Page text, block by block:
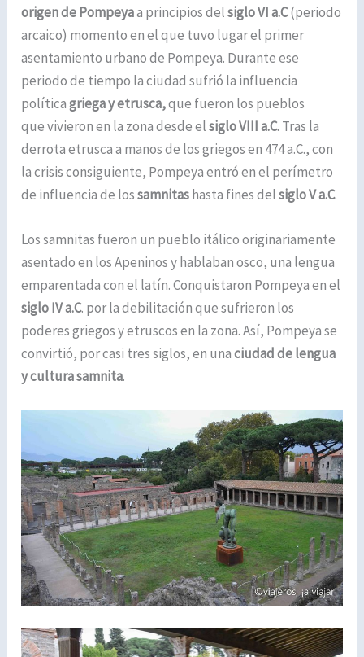
origen de Pompeyaa principios delsiglo VI a.C(periodo
arcaico) momento en el que tuvo lugar el primer
asentamiento urbano de Pompeya. Durante ese
periodo de tiempo la ciudad sufrió la influencia
políticagriega y etrusca,que fueron los pueblos
que vivieron en la zona desde elsiglo VIII a.C. Tras la
derrota etrusca a manos de los griegos en 474 a.C., con
la crisis consiguiente, Pompeya entró en el perímetro
de influencia de lossamnitashasta fines delsiglo V a.C.
Los samnitas fueron un pueblo itálico originariamente
asentado en los Apeninos y hablaban osco, una lengua
emparentada con el latín. Conquistaron Pompeya en el
siglo IV a.C. por la debilitación que sufrieron los
poderes griegos y etruscos en la zona. Así, Pompeya se
convirtió, por casi tres siglos, en unaciudad de lengua
y cultura samnita.